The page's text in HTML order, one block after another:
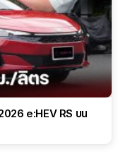
e:HEV RS บน